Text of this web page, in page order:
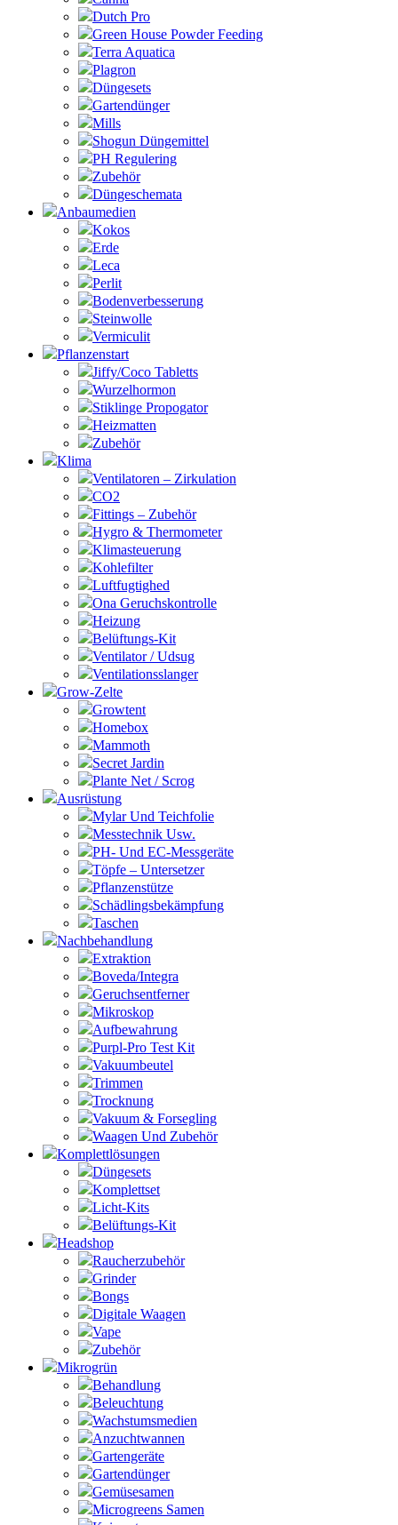
Dutch Pro
Green House Powder Feeding
Terra Aquatica
Plagron
Düngesets
Gartendünger
Mills
Shogun Düngemittel
PH Regulering
Zubehör
Düngeschemata
Anbaumedien
Kokos
Erde
Leca
Perlit
Bodenverbesserung
Steinwolle
Vermiculit
Pflanzenstart
Jiffy/Coco Tabletts
Wurzelhormon
Stiklinge Propogator
Heizmatten
Zubehör
Klima
Ventilatoren – Zirkulation
CO2
Fittings – Zubehör
Hygro & Thermometer
Klimasteuerung
Kohlefilter
Luftfugtighed
Ona Geruchskontrolle
Heizung
Belüftungs-Kit
Ventilator / Udsug
Ventilationsslanger
Grow-Zelte
Growtent
Homebox
Mammoth
Secret Jardin
Plante Net / Scrog
Ausrüstung
Mylar Und Teichfolie
Messtechnik Usw.
PH- Und EC-Messgeräte
Töpfe – Untersetzer
Pflanzenstütze
Schädlingsbekämpfung
Taschen
Nachbehandlung
Extraktion
Boveda/Integra
Geruchsentferner
Mikroskop
Aufbewahrung
Purpl-Pro Test Kit
Vakuumbeutel
Trimmen
Trocknung
Vakuum & Forsegling
Waagen Und Zubehör
Komplettlösungen
Düngesets
Komplettset
Licht-Kits
Belüftungs-Kit
Headshop
Raucherzubehör
Grinder
Bongs
Digitale Waagen
Vape
Zubehör
Mikrogrün
Behandlung
Beleuchtung
Wachstumsmedien
Anzuchtwannen
Gartengeräte
Gartendünger
Gemüsesamen
Microgreens Samen